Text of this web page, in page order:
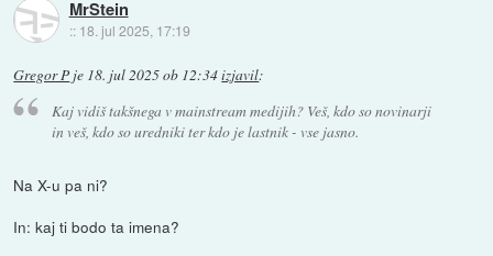
MrStein
:: 18. jul 2025, 17:19
Gregor P je 18. jul 2025 ob 12:34izjavil:
Kaj vidiš takšnega v mainstream medijih? Veš, kdo so novinarji
in veš, kdo so uredniki ter kdo je lastnik - vse jasno.
Na X-u pa ni?
In: kaj ti bodo ta imena?